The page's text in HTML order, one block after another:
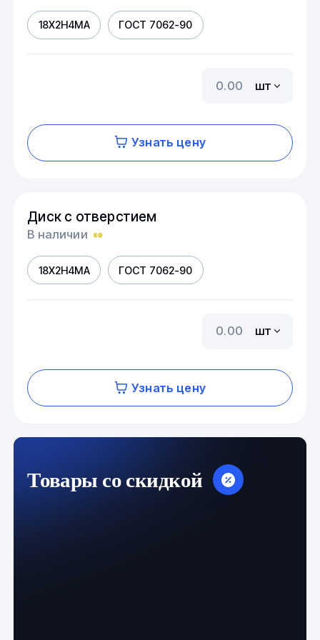
18Х2Н4МА ГОСТ 7062-90
шт
Узнать цену
Диск с отверстием
В наличии
18Х2Н4МА ГОСТ 7062-90
шт
Узнать цену
Товары со скидкой